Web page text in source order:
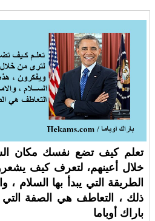
تعلم كيف تضع نفسك مكان
خلال أعينهم، لتعرف كيف
الطريقة التي يبدأ بها السلام
ذلك ، التعاطف هي الصفة التي
باراك أوباما